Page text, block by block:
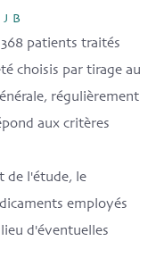
patients traités
choisis par tirage au
régulièrement
aux critères
de l'étude, le
employés
d'éventuelles